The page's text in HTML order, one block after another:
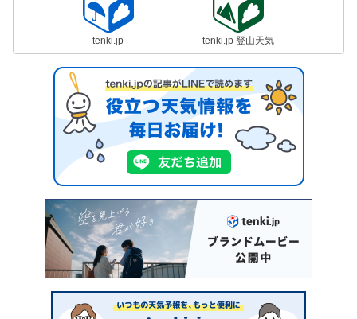
tenki.jp tenki.jp 登山天気